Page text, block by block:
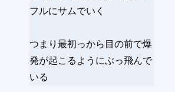
フルにサムでいく
つまり最初っから目の前で爆
発が起こるようにぶっ飛んで
いる